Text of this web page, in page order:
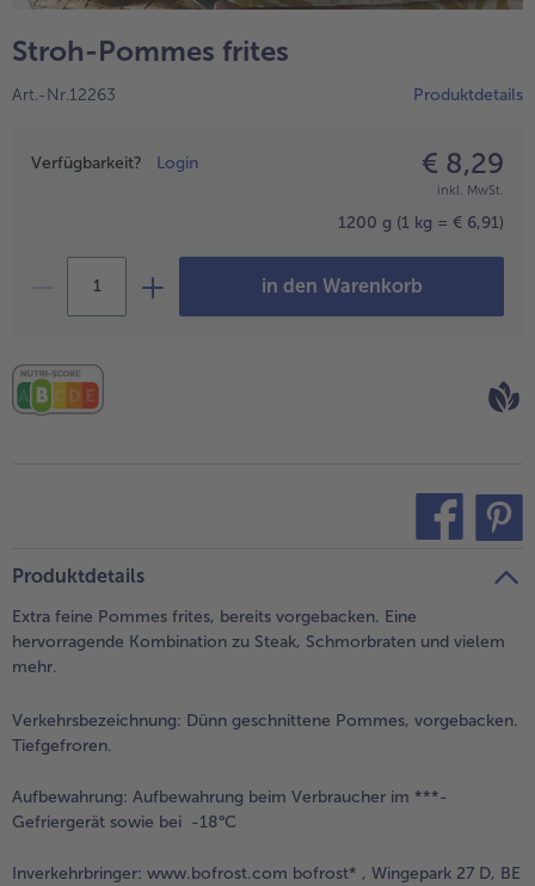
alle Obst
alle Süße Vielfalt
Confiserie & Feinkost
alle Küchenhelfer
Stroh-Pommes frites
Art.-Nr.12263 Produktdetails
Preisangabe
Verfügbarkeit? Login € 8,29
inkl. MwSt.
1200 g (1 kg = € 6,91)
in den Warenkorb
Produktdetails
Extra feine Pommes frites, bereits vorgebacken. Eine
hervorragende Kombination zu Steak, Schmorbraten und vielem
mehr.
Verkehrsbezeichnung: Dünn geschnittene Pommes, vorgebacken.
Tiefgefroren.
Aufbewahrung: Aufbewahrung beim Verbraucher im ***-
Gefriergerät sowie bei -18°C
Inverkehrbringer: www.bofrost.com bofrost* , Wingepark 27 D, BE